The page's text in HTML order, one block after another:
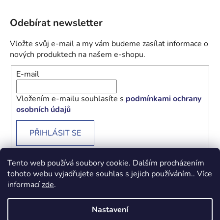
Tento web používá soubory cookie. Dalším procházením
tohoto webu vyjadřujete souhlas s jejich používáním.. Více
informacízde.
Nastavení
Odebírat newsletter
Vložte svůj e-mail a my vám budeme zasílat informace o
nových produktech na našem e-shopu.
E-mail
Vložením e-mailu souhlasíte s podmínkami ochrany
osobních údajů
PŘIHLÁSIT SE
Obchodní podmínky Podmínky ochrany osobních údajů